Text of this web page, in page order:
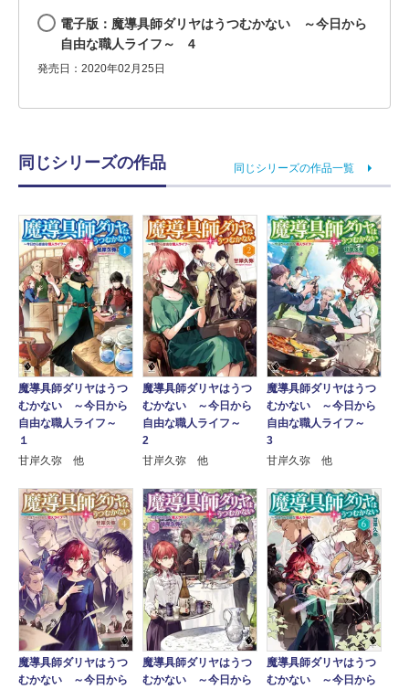
電子版：魔導具師ダリヤはうつむかない ～今日から
自由な職人ライフ～ 4
発売日：2020年02月25日
同じシリーズの作品 同じシリーズの作品一覧
魔導具師ダリヤはうつ
むかない ～今日から
自由な職人ライフ～
１
甘岸久弥 他
魔導具師ダリヤはうつ
むかない ～今日から
自由な職人ライフ～
2
甘岸久弥 他
魔導具師ダリヤはうつ
むかない ～今日から
自由な職人ライフ～
3
甘岸久弥 他
魔導具師ダリヤはうつ
むかない ～今日から
魔導具師ダリヤはうつ
むかない ～今日から
魔導具師ダリヤはうつ
むかない ～今日から